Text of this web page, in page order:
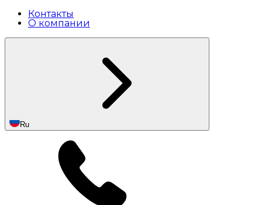
Контакты
О компании
Ru